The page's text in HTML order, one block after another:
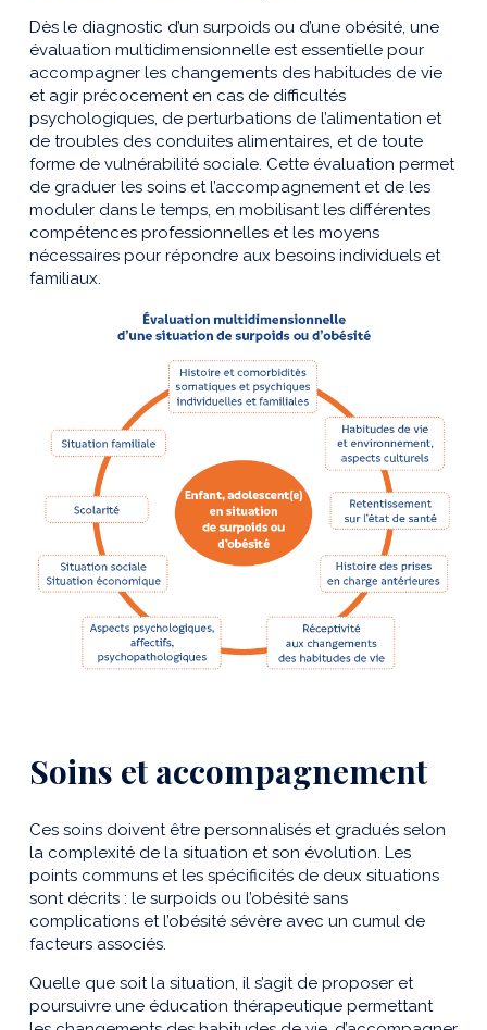
Dès le diagnostic d’un surpoids ou d’une obésité, une
évaluation multidimensionnelle est essentielle pour
accompagner les changements des habitudes de vie
et agir précocement en cas de difficultés
psychologiques, de perturbations de l’alimentation et
de troubles des conduites alimentaires, et de toute
forme de vulnérabilité sociale. Cette évaluation permet
de graduer les soins et l’accompagnement et de les
moduler dans le temps, en mobilisant les différentes
compétences professionnelles et les moyens
nécessaires pour répondre aux besoins individuels et
familiaux.
Soins et accompagnement
Ces soins doivent être personnalisés et gradués selon
la complexité de la situation et son évolution. Les
points communs et les spécificités de deux situations
sont décrits : le surpoids ou l’obésité sans
complications et l’obésité sévère avec un cumul de
facteurs associés.
Quelle que soit la situation, il s’agit de proposer et
poursuivre une éducation thérapeutique permettant